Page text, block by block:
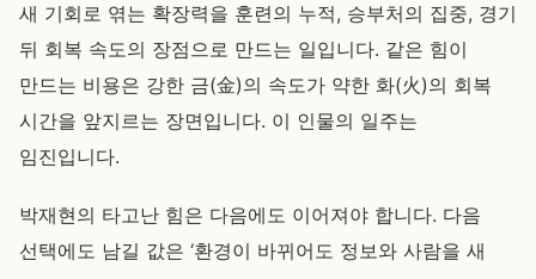
새 기회로 엮는 확장력을 훈련의 누적, 승부처의 집중, 경기
뒤 회복 속도의 장점으로 만드는 일입니다. 같은 힘이
만드는 비용은 강한 금(金)의 속도가 약한 화(火)의 회복
시간을 앞지르는 장면입니다. 이 인물의 일주는
임진입니다.
박재현의 타고난 힘은 다음에도 이어져야 합니다. 다음
선택에도 남길 값은 ‘환경이 바뀌어도 정보와 사람을 새